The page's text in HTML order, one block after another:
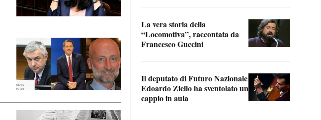
La vera storia della
“Locomotiva”, raccontata da
Francesco Guccini
Il deputato di Futuro Nazionale
Edoardo Ziello ha sventolato un
cappio in aula